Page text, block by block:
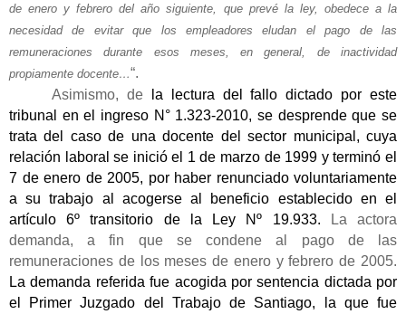
de enero y febrero del año siguiente, que prevé la ley, obedece a la
necesidad de evitar que los empleadores eludan el pago de las
remuneraciones durante esos meses, en general, de inactividad
propiamente docente…“.
Asimismo, de
la lectura del fallo dictado por este
tribunal en el ingreso N° 1.323-2010, se desprende que se
trata del caso de una docente del sector municipal, cuya
relación laboral se inició el 1 de marzo de 1999 y terminó el
7 de enero de 2005, por haber renunciado voluntariamente
a su trabajo al acogerse al beneficio establecido en el
artículo 6º transitorio de la Ley Nº 19.933. La actora
demanda, a fin que se condene al pago de las
remuneraciones de los meses de enero y febrero de 2005.
La demanda referida fue acogida por sentencia dictada por
el Primer Juzgado del Trabajo de Santiago, la que fue